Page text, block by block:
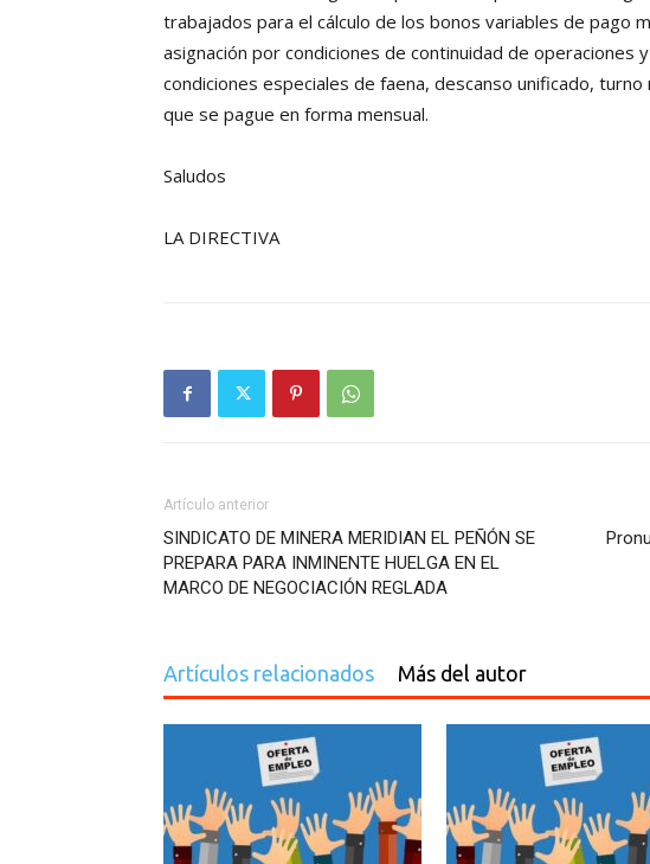
trabajados para el cálculo de los bonos variables de pago
asignación por condiciones de continuidad de operaciones
condiciones especiales de faena, descanso unificado,
que se pague en forma mensual.
Saludos
LA DIRECTIVA
Artículo anterior
SINDICATO DE MINERA MERIDIAN EL PEÑÓN SE
PREPARA PARA INMINENTE HUELGA EN EL
MARCO DE NEGOCIACIÓN REGLADA
Artículos relacionados Más del autor